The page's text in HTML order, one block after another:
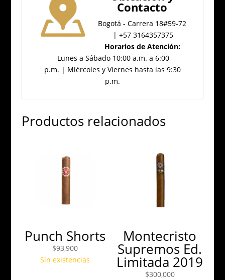
Contacto
Bogotá - Carrera 18#59-72
| +57 3164357375
Horarios de Atención:
Lunes a Sábado 10:00 a.m. a 6:00
p.m. | Miércoles y Viernes hasta las 9:30
p.m.
Productos relacionados
Punch Shorts
$93,900
Sin existencias
Montecristo
Supremos Ed.
Limitada 2019
$300,000